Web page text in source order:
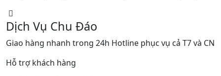
Dịch Vụ Chu Đáo
Giao hàng nhanh trong 24h Hotline phục vụ cả T7 và CN
Hỗ trợ khách hàng